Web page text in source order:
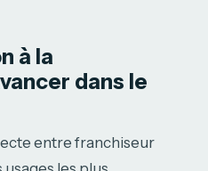
à la
dans le
entre franchiseur